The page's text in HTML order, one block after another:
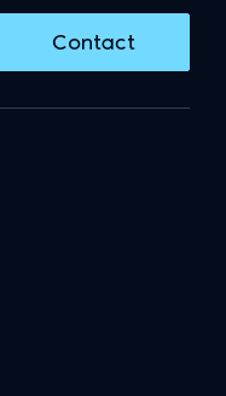
Contact